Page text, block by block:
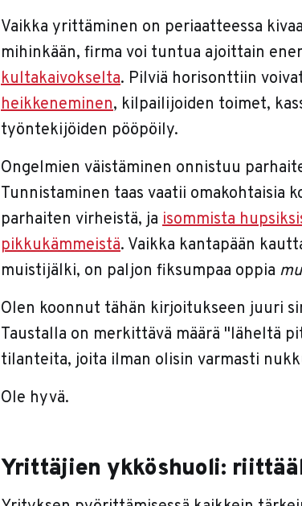
Vaikka yrittäminen on periaatteessa
mihinkään, firma voi tuntua ajoittain
kultakaivokselta. Pilviä horisonttiin
heikkeneminen, kilpailijoiden toimet,
työntekijöiden pööpöily.
Ongelmien väistäminen onnistuu
Tunnistaminen taas vaatii omakohtaisia
parhaiten virheistä, ja isommista
pikkukämmeistä. Vaikka kantapään
muistijälki, on paljon fiksumpaa oppia
Olen koonnut tähän kirjoitukseen juuri
Taustalla on merkittävä määrä "läheltä
tilanteita, joita ilman olisin varmasti
Ole hyvä.
Yrittäjien ykköshuoli: